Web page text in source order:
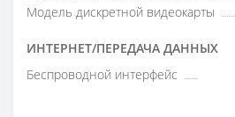
Модель дискретной видеокарты
ИНТЕРНЕТ/ПЕРЕДАЧА ДАННЫХ
Беспроводной интерфейс